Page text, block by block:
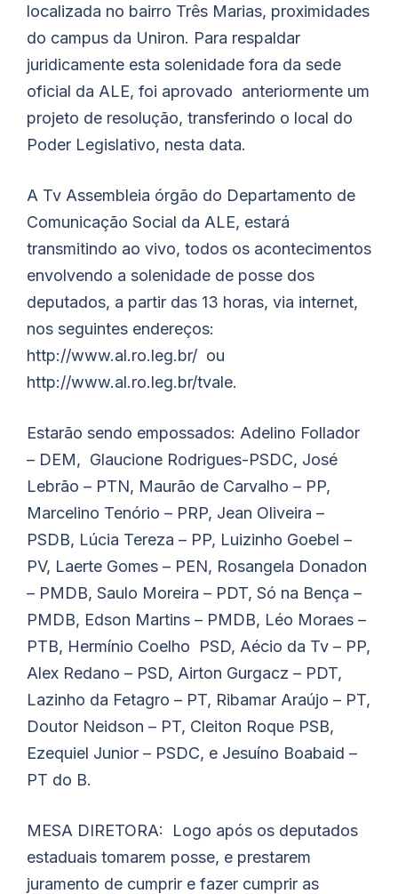
localizada no bairro Três Marias, proximidades
do campus da Uniron. Para respaldar
juridicamente esta solenidade fora da sede
oficial da ALE, foi aprovado anteriormente um
projeto de resolução, transferindo o local do
Poder Legislativo, nesta data.
A Tv Assembleia órgão do Departamento de
Comunicação Social da ALE, estará
transmitindo ao vivo, todos os acontecimentos
envolvendo a solenidade de posse dos
deputados, a partir das 13 horas, via internet,
nos seguintes endereços:
http://www.al.ro.leg.br/ ou
http://www.al.ro.leg.br/tvale.
Estarão sendo empossados: Adelino Follador
– DEM, Glaucione Rodrigues-PSDC, José
Lebrão – PTN, Maurão de Carvalho – PP,
Marcelino Tenório – PRP, Jean Oliveira –
PSDB, Lúcia Tereza – PP, Luizinho Goebel –
PV, Laerte Gomes – PEN, Rosangela Donadon
– PMDB, Saulo Moreira – PDT, Só na Bença –
PMDB, Edson Martins – PMDB, Léo Moraes –
PTB, Hermínio Coelho PSD, Aécio da Tv – PP,
Alex Redano – PSD, Airton Gurgacz – PDT,
Lazinho da Fetagro – PT, Ribamar Araújo – PT,
Doutor Neidson – PT, Cleiton Roque PSB,
Ezequiel Junior – PSDC, e Jesuíno Boabaid –
PT do B.
MESA DIRETORA: Logo após os deputados
estaduais tomarem posse, e prestarem
juramento de cumprir e fazer cumprir as